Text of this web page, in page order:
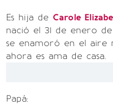
Es hija de Carole
nació el 31 de enero de
se enamoró en el aire
ahora es ama de casa.
Papá: